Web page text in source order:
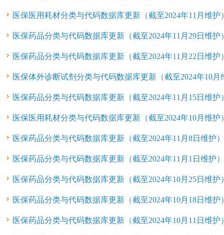
医保医用耗材分类与代码数据库更新（截至2024年11月维护
医保药品分类与代码数据库更新（截至2024年11月29日维护
医保药品分类与代码数据库更新（截至2024年11月22日维护
医保体外诊断试剂分类与代码数据库更新（截至2024年10月
医保药品分类与代码数据库更新（截至2024年11月15日维护
医保医用耗材分类与代码数据库更新（截至2024年10月维护
医保药品分类与代码数据库更新（截至2024年11月8日维护）
医保药品分类与代码数据库更新（截至2024年11月1日维护）
医保药品分类与代码数据库更新（截至2024年10月25日维护
医保药品分类与代码数据库更新（截至2024年10月18日维护
医保药品分类与代码数据库更新（截至2024年10月11日维护